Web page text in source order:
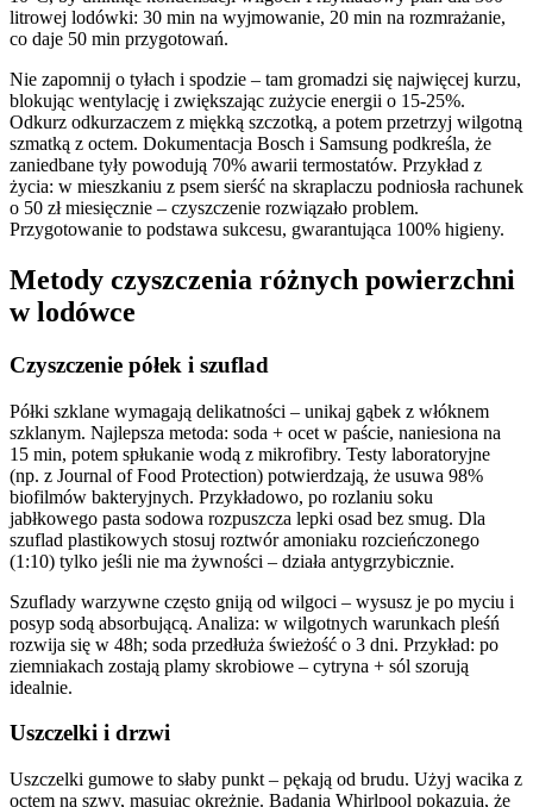
litrowej lodówki: 30 min na wyjmowanie, 20 min na rozmrażanie,
co daje 50 min przygotowań.
Nie zapomnij o tyłach i spodzie – tam gromadzi się najwięcej kurzu,
blokując wentylację i zwiększając zużycie energii o 15-25%.
Odkurz odkurzaczem z miękką szczotką, a potem przetrzyj wilgotną
szmatką z octem. Dokumentacja Bosch i Samsung podkreśla, że
zaniedbane tyły powodują 70% awarii termostatów. Przykład z
życia: w mieszkaniu z psem sierść na skraplaczu podniosła rachunek
o 50 zł miesięcznie – czyszczenie rozwiązało problem.
Przygotowanie to podstawa sukcesu, gwarantująca 100% higieny.
Metody czyszczenia różnych powierzchni
w lodówce
Czyszczenie półek i szuflad
Półki szklane wymagają delikatności – unikaj gąbek z włóknem
szklanym. Najlepsza metoda: soda + ocet w paście, naniesiona na
15 min, potem spłukanie wodą z mikrofibry. Testy laboratoryjne
(np. z Journal of Food Protection) potwierdzają, że usuwa 98%
biofilmów bakteryjnych. Przykładowo, po rozlaniu soku
jabłkowego pasta sodowa rozpuszcza lepki osad bez smug. Dla
szuflad plastikowych stosuj roztwór amoniaku rozcieńczonego
(1:10) tylko jeśli nie ma żywności – działa antygrzybicznie.
Szuflady warzywne często gniją od wilgoci – wysusz je po myciu i
posyp sodą absorbującą. Analiza: w wilgotnych warunkach pleśń
rozwija się w 48h; soda przedłuża świeżość o 3 dni. Przykład: po
ziemniakach zostają plamy skrobiowe – cytryna + sól szorują
idealnie.
Uszczelki i drzwi
Uszczelki gumowe to słaby punkt – pękają od brudu. Użyj wacika z
octem na szwy, masując okrężnie. Badania Whirlpool pokazują, że